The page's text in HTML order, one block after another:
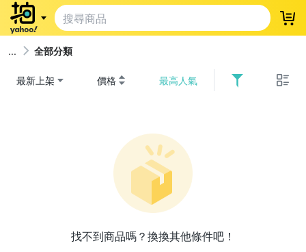
登
全部分類
最新上架 價格 最高人氣
找不到商品嗎？換換其他條件吧！